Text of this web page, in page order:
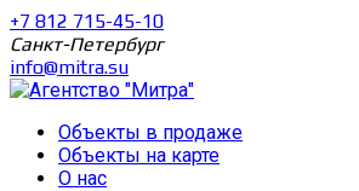
+7 812 715-45-10
Санкт-Петербург
info@mitra.su
Объекты в продаже
Объекты на карте
О нас